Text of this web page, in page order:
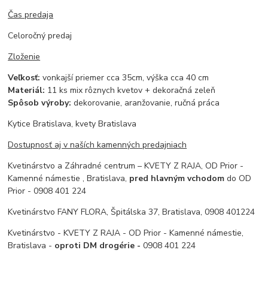
Čas predaja
Celoročný predaj
Zloženie
Veľkosť:vonkajší priemer cca 35cm, výška cca 40 cm
Materiál: 11 ks mix rôznych kvetov + dekoračná zeleň
Spôsob výroby: dekorovanie, aranžovanie, ručná práca
Kytice Bratislava, kvety Bratislava
Dostupnosť aj v naších kamenných predajniach
Kvetinárstvo a Záhradné centrum – KVETY Z RAJA, OD Prior -
Kamenné námestie , Bratislava, pred hlavným vchodom do OD
Prior - 0908 401 224
Kvetinárstvo FANY FLORA, Špitálska 37, Bratislava, 0908 401224
Kvetinárstvo - KVETY Z RAJA - OD Prior - Kamenné námestie,
Bratislava - oproti DM drogérie -0908 401 224